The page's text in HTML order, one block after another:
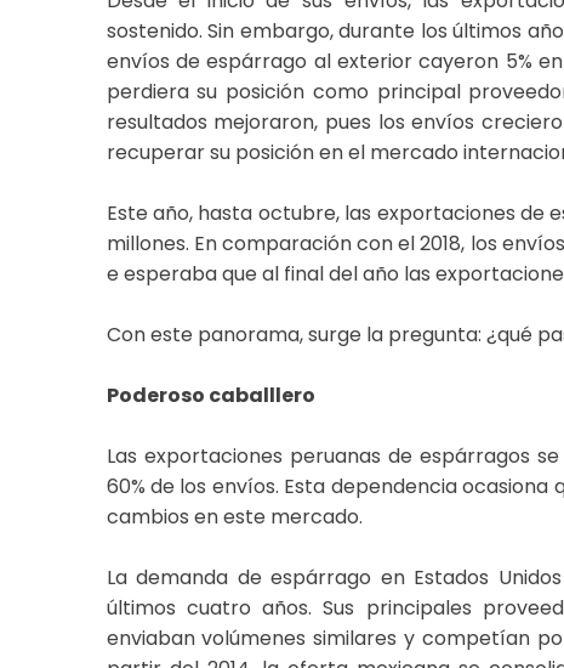
sostenido. Sin embargo, durante los últimos
envíos de espárrago al exterior cayeron 5%
perdiera su posición como principal
resultados mejoraron, pues los envíos
recuperar su posición en el mercado
Este año, hasta octubre, las exportaciones de
millones. En comparación con el 2018, los
e esperaba que al final del año las
Con este panorama, surge la pregunta: ¿qué
Poderoso caballlero
Las exportaciones peruanas de espárragos
60% de los envíos. Esta dependencia
cambios en este mercado.
La demanda de espárrago en Estados
últimos cuatro años. Sus principales
enviaban volúmenes similares y competían